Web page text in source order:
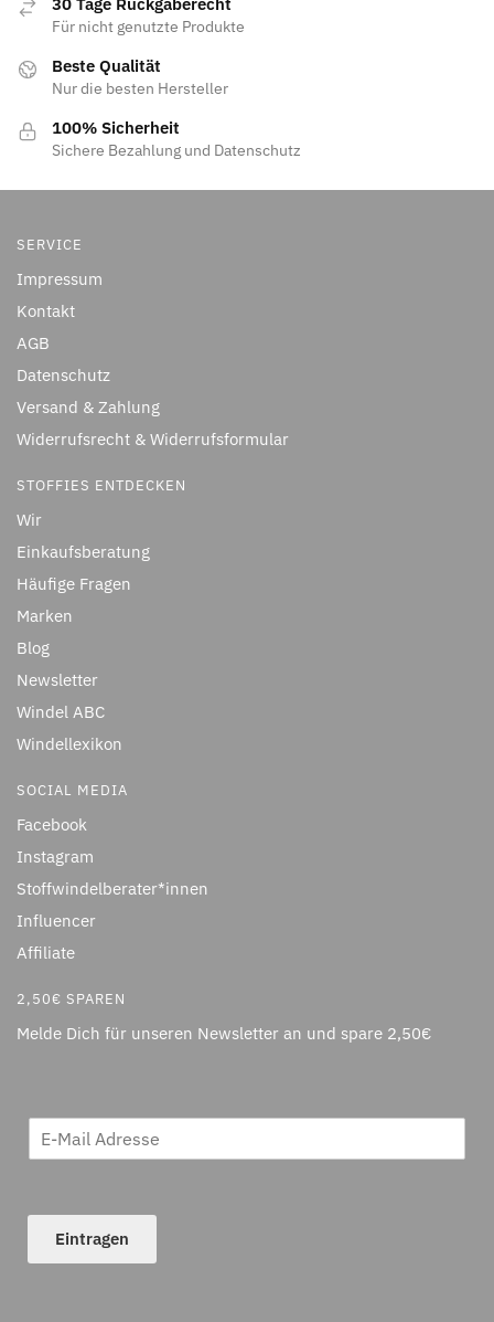
Für nicht genutzte Produkte
Beste Qualität
Nur die besten Hersteller
100% Sicherheit
Sichere Bezahlung und Datenschutz
SERVICE
Impressum
Kontakt
AGB
Datenschutz
Versand & Zahlung
Widerrufsrecht & Widerrufsformular
STOFFIES ENTDECKEN
Wir
Einkaufsberatung
Häufige Fragen
Marken
Blog
Newsletter
Windel ABC
Windellexikon
SOCIAL MEDIA
Facebook
Instagram
Stoffwindelberater*innen
Influencer
Affiliate
2,50€ SPAREN
Melde Dich für unseren Newsletter an und spare 2,50€
Eintragen